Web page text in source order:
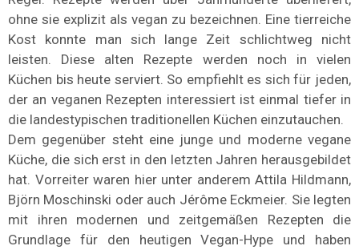
ohne sie explizit als vegan zu bezeichnen. Eine tierreiche
Kost konnte man sich lange Zeit schlichtweg nicht
leisten. Diese alten Rezepte werden noch in vielen
Küchen bis heute serviert. So empfiehlt es sich für jeden,
der an veganen Rezepten interessiert ist einmal tiefer in
die landestypischen traditionellen Küchen einzutauchen.
Dem gegenüber steht eine junge und moderne vegane
Küche, die sich erst in den letzten Jahren herausgebildet
hat. Vorreiter waren hier unter anderem Attila Hildmann,
Björn Moschinski oder auch Jérôme Eckmeier. Sie legten
mit ihren modernen und zeitgemäßen Rezepten die
Grundlage für den heutigen Vegan-Hype und haben